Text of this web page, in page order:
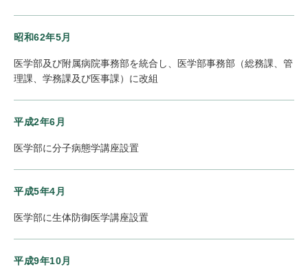
昭和62年5月
医学部及び附属病院事務部を統合し、医学部事務部（総務課、管
理課、学務課及び医事課）に改組
平成2年6月
医学部に分子病態学講座設置
平成5年4月
医学部に生体防御医学講座設置
平成9年10月